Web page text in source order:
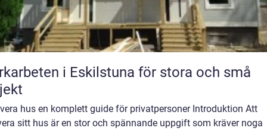
i Eskilstuna för stora och små
hus en komplett guide för privatpersoner Introduktion Att
sitt hus är en stor och spännande uppgift som kräver noga